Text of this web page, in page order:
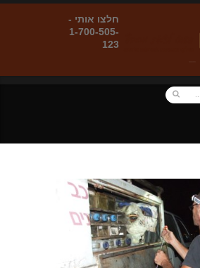
חלצו אותי -
1-700-505-
123